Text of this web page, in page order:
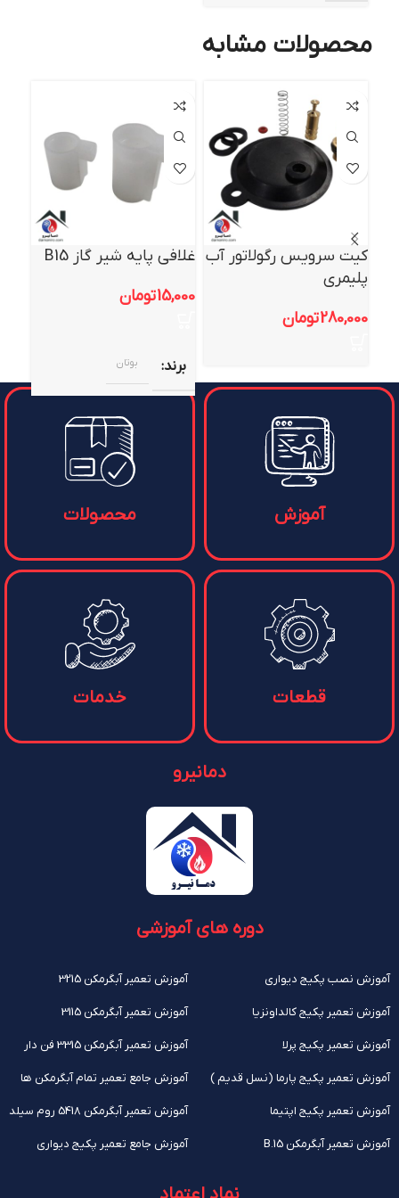
محصولات مشابه
کیت سرویس رگولاتور آب
پلیمری
280,000تومان
غلافی پایه شیر گاز B15
15,000تومان
برند بوتان
آموزش محصولات
قطعات خدمات
دمانیرو
دوره های آموزشی
آموزش نصب پکیج دیواری
آموزش تعمیر پکیج کالداونزیا
آموزش تعمیر پکیج پرلا
آموزش تعمیر پکیج پارما (نسل قدیم )
آموزش تعمیر پکیج اپتیما
آموزش تعمیر آبگرمکن B.15
آموزش تعمیر آبگرمکن 3215
آموزش تعمیر آبگرمکن 3115
آموزش تعمیر آبگرمکن 3315 فن دار
آموزش جامع تعمیر تمام آبگرمکن ها
آموزش تعمیر آبگرمکن 5418 روم سیلد
آموزش جامع تعمیر پکیج دیواری